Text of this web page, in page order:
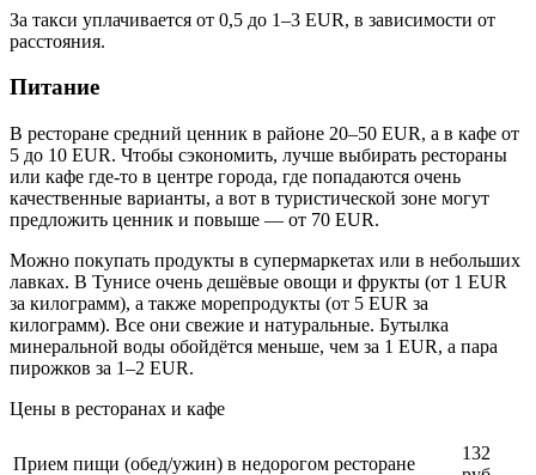
За такси уплачивается от 0,5 до 1–3 EUR, в зависимости от
расстояния.
Питание
В ресторане средний ценник в районе 20–50 EUR, а в кафе от
5 до 10 EUR. Чтобы сэкономить, лучше выбирать рестораны
или кафе где-то в центре города, где попадаются очень
качественные варианты, а вот в туристической зоне могут
предложить ценник и повыше — от 70 EUR.
Можно покупать продукты в супермаркетах или в небольших
лавках. В Тунисе очень дешёвые овощи и фрукты (от 1 EUR
за килограмм), а также морепродукты (от 5 EUR за
килограмм). Все они свежие и натуральные. Бутылка
минеральной воды обойдётся меньше, чем за 1 EUR, а пара
пирожков за 1–2 EUR.
Цены в ресторанах и кафе
Прием пищи (обед/ужин) в недорогом ресторане
132